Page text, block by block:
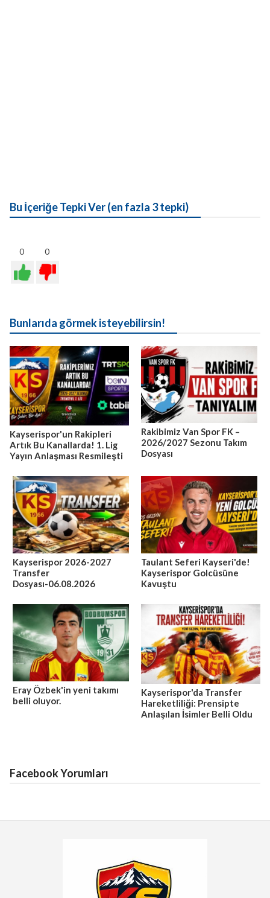
Bu İçeriğe Tepki Ver (en fazla 3 tepki)
0 0
Bunlarıda görmek isteyebilirsin!
Kayserispor'un Rakipleri
Artık Bu Kanallarda! 1. Lig
Yayın Anlaşması Resmileşti
Rakibimiz Van Spor FK –
2026/2027 Sezonu Takım
Dosyası
Kayserispor 2026-2027
Transfer
Dosyası-06.08.2026
Taulant Seferi Kayseri'de!
Kayserispor Golcüsüne
Kavuştu
Eray Özbek'in yeni takımı
belli oluyor.
Kayserispor'da Transfer
Hareketliliği: Prensipte
Anlaşılan İsimler Belli Oldu
Facebook Yorumları